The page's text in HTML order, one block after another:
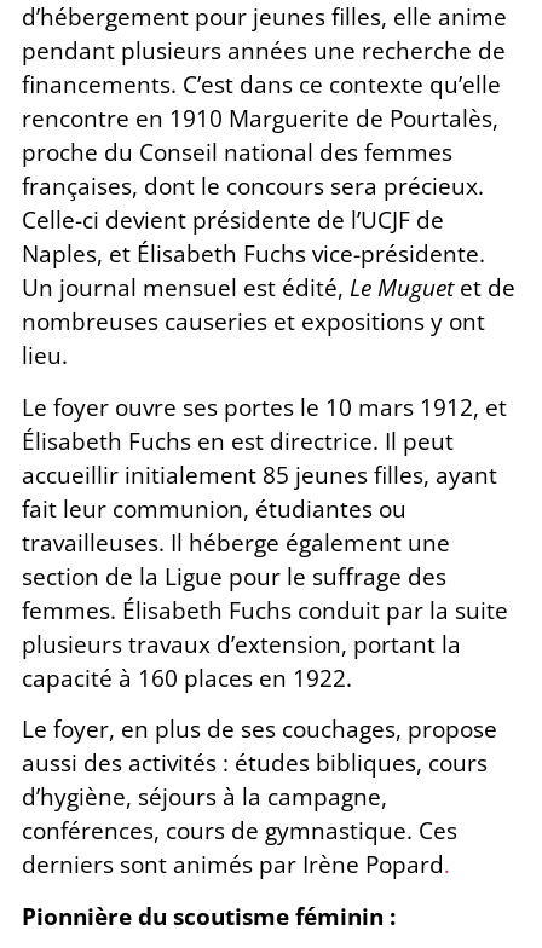
d’hébergement pour jeunes filles, elle anime
pendant plusieurs années une recherche de
financements. C’est dans ce contexte qu’elle
rencontre en 1910 Marguerite de Pourtalès,
proche du Conseil national des femmes
françaises, dont le concours sera précieux.
Celle-ci devient présidente de l’UCJF de
Naples, et Élisabeth Fuchs vice-présidente.
Un journal mensuel est édité, Le Muguetet de
nombreuses causeries et expositions y ont
lieu.
Le foyer ouvre ses portes le 10 mars 1912, et
Élisabeth Fuchs en est directrice. Il peut
accueillir initialement 85 jeunes filles, ayant
fait leur communion, étudiantes ou
travailleuses. Il héberge également une
section de la Ligue pour le suffrage des
femmes. Élisabeth Fuchs conduit par la suite
plusieurs travaux d’extension, portant la
capacité à 160 places en 1922.
Le foyer, en plus de ses couchages, propose
aussi des activités : études bibliques, cours
d’hygiène, séjours à la campagne,
conférences, cours de gymnastique. Ces
derniers sont animés par Irène Popard.
Pionnière du scoutisme féminin :